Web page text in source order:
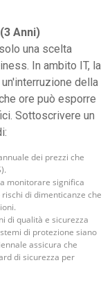
Anni)
una scelta
In ambito IT, la
della
ore può esporre
Sottoscrivere un
dei prezzi che
monitorare significa
di dimenticanze che
di qualità e sicurezza
di protezione siano
assicura che
di sicurezza per